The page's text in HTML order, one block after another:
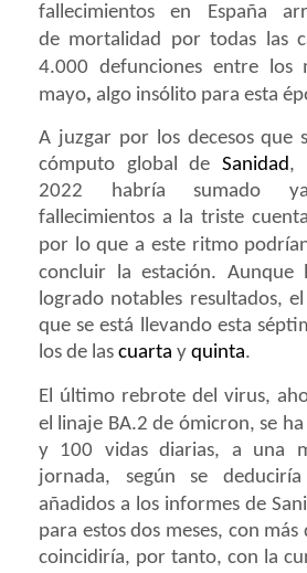
fallecimientos en España
de mortalidad por todas las
4.000 defunciones entre los
mayo, algo insólito para esta
A juzgar por los decesos que
cómputo global de Sanidad,
2022 habría sumado
fallecimientos a la triste
por lo que a este ritmo
concluir la estación. Aunque
logrado notables resultados,
que se está llevando esta
los de las cuarta y quinta.
El último rebrote del virus,
el linaje BA.2 de ómicron, se
y 100 vidas diarias, a una
jornada, según se
añadidos a los informes de
para estos dos meses, con más
coincidiría, por tanto, con la